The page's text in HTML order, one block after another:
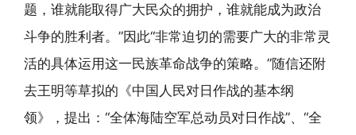
题，谁就能取得广大民众的拥护，谁就能成为政治
斗争的胜利者。”因此“非常迫切的需要广大的非常灵
活的具体运用这一民族革命战争的策略。”随信还附
去王明等草拟的《中国人民对日作战的基本纲
领》，提出：“全体海陆空军总动员对日作战”、“全